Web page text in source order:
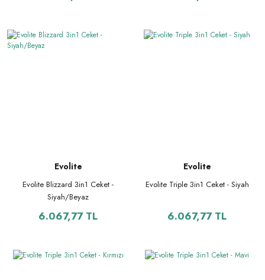
Evolite
Evolite Blizzard 3in1 Ceket -
Siyah/Beyaz
6.067,77 TL
Evolite
Evolite Triple 3in1 Ceket - Siyah
6.067,77 TL